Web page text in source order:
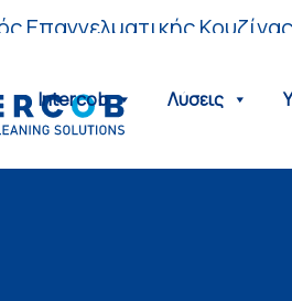
Intercob Λύσεις
Επαγγελματικής Κουζίνας
αποτελέσματα.